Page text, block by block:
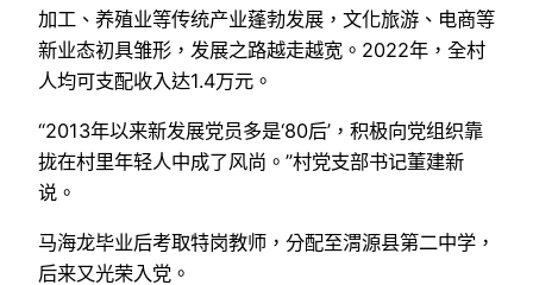
加工、养殖业等传统产业蓬勃发展，文化旅游、电商等
新业态初具雏形，发展之路越走越宽。2022年，全村
人均可支配收入达1.4万元。
“2013年以来新发展党员多是‘80后’，积极向党组织靠
拢在村里年轻人中成了风尚。”村党支部书记董建新
说。
马海龙毕业后考取特岗教师，分配至渭源县第二中学，
后来又光荣入党。